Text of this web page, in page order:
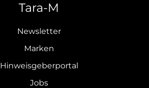
Tara-M
Newsletter
Marken
Hinweisgeberportal
Jobs